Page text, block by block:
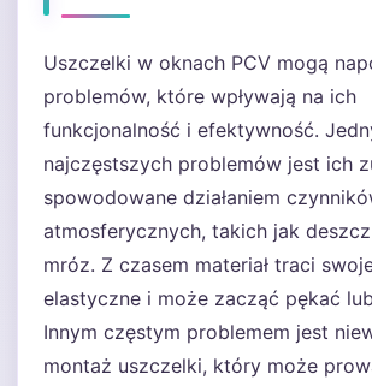
Uszczelki w oknach PCV mogą
problemów, które wpływają na ich
funkcjonalność i efektywność.
najczęstszych problemów jest ich
spowodowane działaniem
atmosferycznych, takich jak
mróz. Z czasem materiał traci
elastyczne i może zacząć pękać
Innym częstym problemem jest
montaż uszczelki, który może